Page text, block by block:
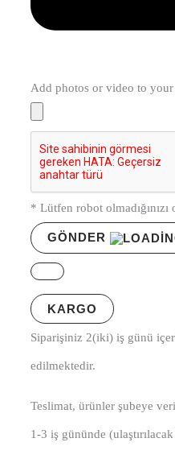
Add photos or video to
* Lütfen robot olmadığınızı
GÖNDER
KARGO
Siparişiniz 2(iki) iş günü
edilmektedir.
Teslimat, ürünler şubeye
1-3 iş gününde